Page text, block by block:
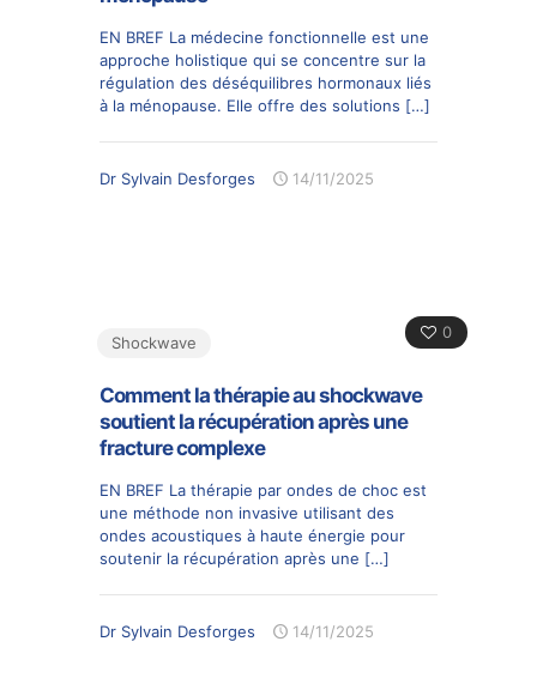
EN BREF La médecine fonctionnelle est une
approche holistique qui se concentre sur la
régulation des déséquilibres hormonaux liés
à la ménopause. Elle offre des solutions […]
Dr Sylvain Desforges 14/11/2025
0
Shockwave
Comment la thérapie au shockwave
soutient la récupération après une
fracture complexe
EN BREF La thérapie par ondes de choc est
une méthode non invasive utilisant des
ondes acoustiques à haute énergie pour
soutenir la récupération après une […]
Dr Sylvain Desforges 14/11/2025